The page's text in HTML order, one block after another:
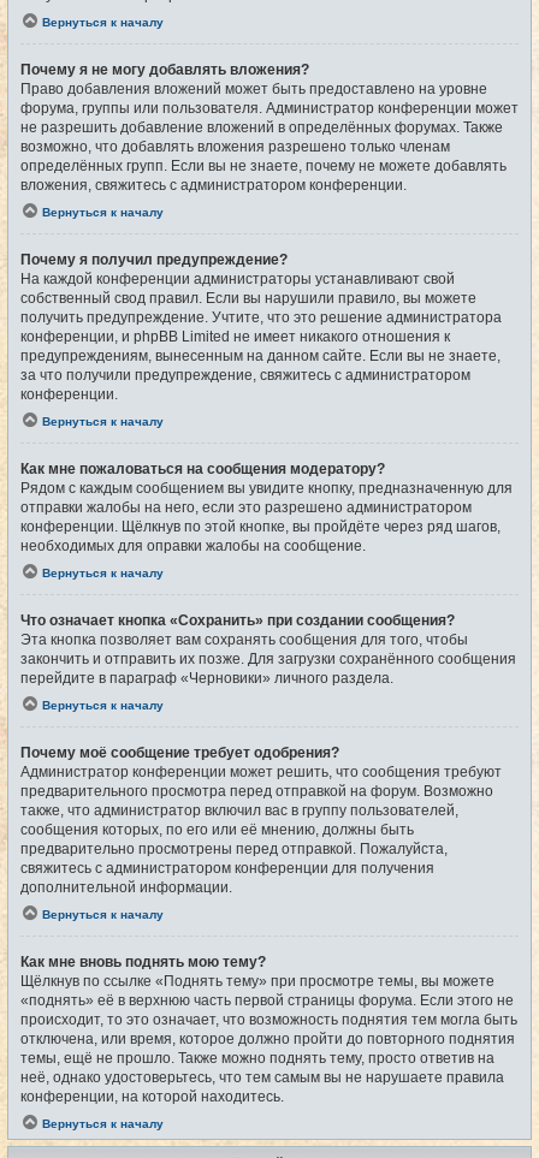
Вернуться к началу
Почему я не могу добавлять вложения?
Право добавления вложений может быть предоставлено на уровне
форума, группы или пользователя. Администратор конференции может
не разрешить добавление вложений в определённых форумах. Также
возможно, что добавлять вложения разрешено только членам
определённых групп. Если вы не знаете, почему не можете добавлять
вложения, свяжитесь с администратором конференции.
Вернуться к началу
Почему я получил предупреждение?
На каждой конференции администраторы устанавливают свой
собственный свод правил. Если вы нарушили правило, вы можете
получить предупреждение. Учтите, что это решение администратора
конференции, и phpBB Limited не имеет никакого отношения к
предупреждениям, вынесенным на данном сайте. Если вы не знаете,
за что получили предупреждение, свяжитесь с администратором
конференции.
Вернуться к началу
Как мне пожаловаться на сообщения модератору?
Рядом с каждым сообщением вы увидите кнопку, предназначенную для
отправки жалобы на него, если это разрешено администратором
конференции. Щёлкнув по этой кнопке, вы пройдёте через ряд шагов,
необходимых для оправки жалобы на сообщение.
Вернуться к началу
Что означает кнопка «Сохранить» при создании сообщения?
Эта кнопка позволяет вам сохранять сообщения для того, чтобы
закончить и отправить их позже. Для загрузки сохранённого сообщения
перейдите в параграф «Черновики» личного раздела.
Вернуться к началу
Почему моё сообщение требует одобрения?
Администратор конференции может решить, что сообщения требуют
предварительного просмотра перед отправкой на форум. Возможно
также, что администратор включил вас в группу пользователей,
сообщения которых, по его или её мнению, должны быть
предварительно просмотрены перед отправкой. Пожалуйста,
свяжитесь с администратором конференции для получения
дополнительной информации.
Вернуться к началу
Как мне вновь поднять мою тему?
Щёлкнув по ссылке «Поднять тему» при просмотре темы, вы можете
«поднять» её в верхнюю часть первой страницы форума. Если этого не
происходит, то это означает, что возможность поднятия тем могла быть
отключена, или время, которое должно пройти до повторного поднятия
темы, ещё не прошло. Также можно поднять тему, просто ответив на
неё, однако удостоверьтесь, что тем самым вы не нарушаете правила
конференции, на которой находитесь.
Вернуться к началу